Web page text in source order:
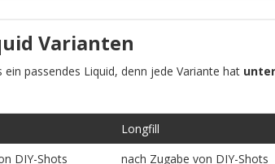
Varianten
passendes Liquid, denn jede Variante hat
Longfill
DIY-Shots nach Zugabe von DIY-Shots